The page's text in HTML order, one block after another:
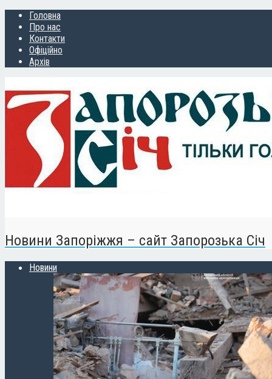
Головна
Про нас
Контакти
Офіційно
Архів
Новини Запоріжжя – сайт Запорозька Січ
Новини